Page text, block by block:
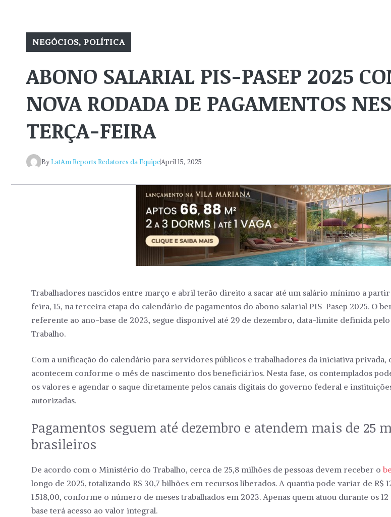
NEGÓCIOS, POLÍTICA
ABONO SALARIAL PIS-PASEP 2025
NOVA RODADA DE PAGAMENTOS
TERÇA-FEIRA
ByLatAm Reports Redatores da EquipeApril 15, 2025
Trabalhadores nascidos entre março e abril terão direito a sacar até um salário mínimo a
feira, 15, na terceira etapa do calendário de pagamentos do abono salarial PIS-Pasep 2025. O
referente ao ano-base de 2023, segue disponível até 29 de dezembro, data-limite definida
Trabalho.
Com a unificação do calendário para servidores públicos e trabalhadores da iniciativa privada,
acontecem conforme o mês de nascimento dos beneficiários. Nesta fase, os contemplados
os valores e agendar o saque diretamente pelos canais digitais do governo federal e
autorizadas.
Pagamentos seguem até dezembro e atendem mais de 25
brasileiros
De acordo com o Ministério do Trabalho, cerca de 25,8 milhões de pessoas devem receber o
longo de 2025, totalizando R$ 30,7 bilhões em recursos liberados. A quantia pode variar de R$
1.518,00, conforme o número de meses trabalhados em 2023. Apenas quem atuou durante os
base terá acesso ao valor integral.